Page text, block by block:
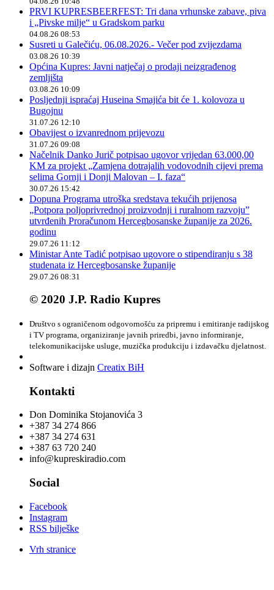
PRVI KUPRESBEERFEST: Tri dana vrhunske zabave, piva
i „Pivske milje“ u Gradskom parku
04.08.26 08:53
Susreti u Galečiću, 06.08.2026.- Večer pod zvijezdama
03.08.26 10:39
Općina Kupres: Javni natječaj o prodaji neizgrađenog
zemljišta
03.08.26 10:09
Posljednji ispraćaj Huseina Smajića bit će 1. kolovoza u
Bugojnu
31.07.26 12:10
Obavijest o izvanrednom prijevozu
31.07.26 09:08
Načelnik Danko Jurič potpisao ugovor vrijedan 63.000,00
KM za projekt „Zamjena dotrajalih vodovodnih cijevi prema
selima Gornji i Donji Malovan – I. faza“
30.07.26 15:42
Dopuna Programa utroška sredstava tekućih prijenosa
„Potpora poljoprivrednoj proizvodnji i ruralnom razvoju”
utvrđenih Proračunom Hercegbosanske županije za 2026.
godinu
29.07.26 11:12
Ministar Ante Tadić potpisao ugovore o stipendiranju s 38
studenata iz Hercegbosanske županije
29.07.26 08:31
© 2020 J.P. Radio Kupres
Društvo s ograničenom odgovornošću za pripremu i emitiranje radijskog
i TV programa, organiziranje javnih priredbi, javno informiranje,
telekomunikacijske usluge, muzička produkciju i izdavačku djelatnost.
Software i dizajn Creatix BiH
Kontakti
Don Dominika Stojanovića 3
+387 34 274 866
+387 34 274 631
+387 63 720 240
info@kupreskiradio.com
Social
Facebook
Instagram
RSS bilješke
Vrh stranice